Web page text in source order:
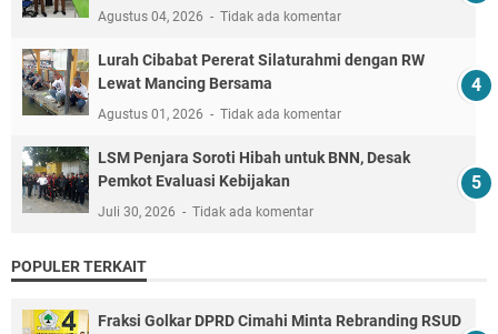
Agustus 04, 2026 Tidak ada komentar
Lurah Cibabat Pererat Silaturahmi dengan RW
Lewat Mancing Bersama
Agustus 01, 2026 Tidak ada komentar
LSM Penjara Soroti Hibah untuk BNN, Desak
Pemkot Evaluasi Kebijakan
Juli 30, 2026 Tidak ada komentar
POPULER TERKAIT
Fraksi Golkar DPRD Cimahi Minta Rebranding RSUD